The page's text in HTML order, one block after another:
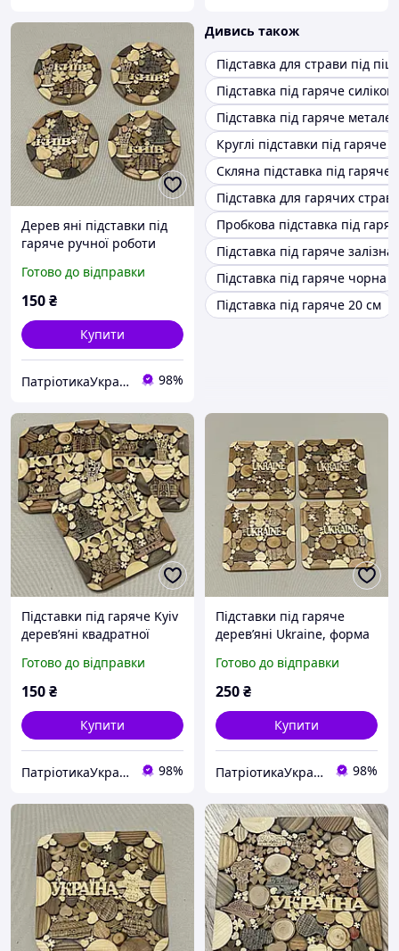
Дерев яні підставки під
гаряче ручної роботи
форми
Готово до відправки
150₴
Купити
ПатріотикаУкраїна 98%
Дивись також
Підставка для страви під піцу
Підставка під гаряче силікон
Підставка під гаряче
Круглі підставки під гаряче
Скляна підставка під гаряче
Підставка для гарячих страв
Пробкова підставка під
Підставка під гаряче залізна
Підставка під гаряче чорна
Підставка під гаряче 20 см
Підставки під гаряче Kyiv
деревʼяні квадратної
Готово до відправки
150₴
Купити
ПатріотикаУкраїна 98%
Підставки під гаряче
деревʼяні Ukraine, форма
ширина 15 см
Готово до відправки
250₴
Купити
ПатріотикаУкраїна 98%